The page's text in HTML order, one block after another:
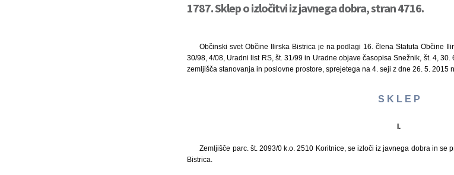
1787. Sklep o izločitvi iz javnega dobra, stran 4716.
Občinski svet Občine Ilirska Bistrica je na podlagi 16. člena Statuta Občine
30/98, 4/08, Uradni list RS, št. 31/99 in Uradne objave časopisa Snežnik, št. 4,
zemljišča stanovanja in poslovne prostore, sprejetega na 4. seji z dne 26. 5. 2015
S K L E P
I.
Zemljišče parc. št. 2093/0 k.o. 2510 Koritnice, se izloči iz javnega dobra in se
Bistrica.